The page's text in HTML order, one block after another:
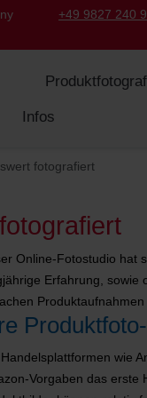
+49 9827 240
Infos
fotografiert
Online-Fotostudio hat
Erfahrung, sowie
wie
Vorgaben das erste